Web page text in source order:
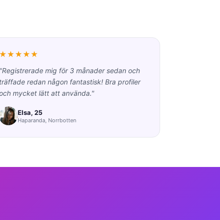
★★★★★
"Registrerade mig för 3 månader sedan och
träffade redan någon fantastisk! Bra profiler
mycket lätt att använda."
Elsa, 25
Haparanda, Norrbotten